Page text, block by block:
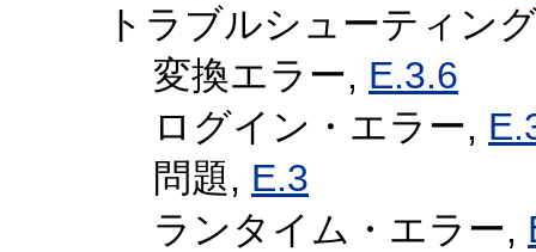
トラブルシューティン
変換エラー, E.3.6
ログイン・エラー,
問題, E.3
ランタイム・エラー,